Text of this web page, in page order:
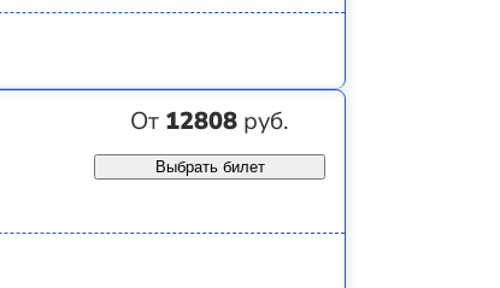
От 12808 руб.
Выбрать билет